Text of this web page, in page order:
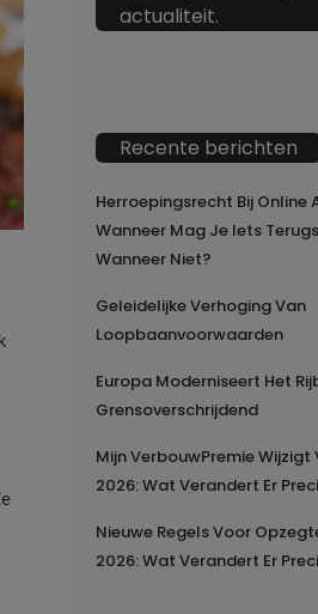
actualiteit.
Recente berichten
Herroepingsrecht Bij Online
Wanneer Mag Je Iets
Wanneer Niet?
Geleidelijke Verhoging Van
Loopbaanvoorwaarden
Europa Moderniseert Het
Grensoverschrijdend
Mijn VerbouwPremie Wijzigt
2026: Wat Verandert Er
Nieuwe Regels Voor
2026: Wat Verandert Er